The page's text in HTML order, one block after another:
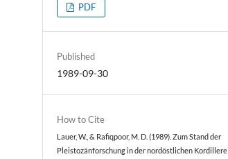
PDF
Published
1989-09-30
How to Cite
Lauer, W., & Rafiqpoor, M. D. (1989). Zum Stand der
Pleistozänforschung in der nordöstlichen Kordillere